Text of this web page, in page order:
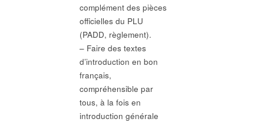
complément des pièces
officielles du PLU
(PADD, règlement).
– Faire des textes
d’introduction en bon
français,
compréhensible par
tous, à la fois en
introduction générale